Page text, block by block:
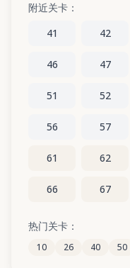
附近关卡：
41
42
46 47
51 52
56 57
61 62
66 67
71
76 77
热门关卡：
10 26 40 50